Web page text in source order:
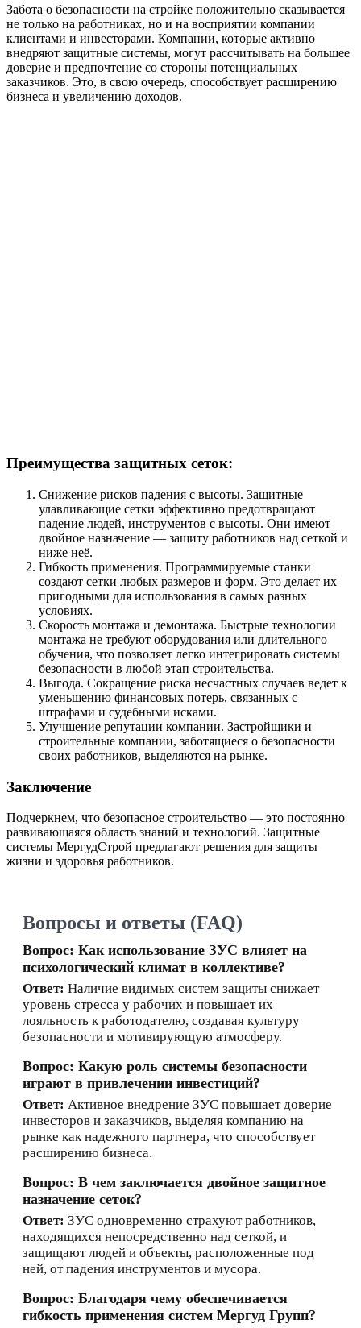
Забота о безопасности на стройке положительно сказывается
не только на работниках, но и на восприятии компании
клиентами и инвесторами. Компании, которые активно
внедряют защитные системы, могут рассчитывать на большее
доверие и предпочтение со стороны потенциальных
заказчиков. Это, в свою очередь, способствует расширению
бизнеса и увеличению доходов.
Преимущества защитных сеток:
Снижение рисков падения с высоты. Защитные
улавливающие сетки эффективно предотвращают
падение людей, инструментов с высоты. Они имеют
двойное назначение — защиту работников над сеткой и
ниже неё.
Гибкость применения. Программируемые станки
создают сетки любых размеров и форм. Это делает их
пригодными для использования в самых разных
условиях.
Скорость монтажа и демонтажа. Быстрые технологии
монтажа не требуют оборудования или длительного
обучения, что позволяет легко интегрировать системы
безопасности в любой этап строительства.
Выгода. Сокращение риска несчастных случаев ведет к
уменьшению финансовых потерь, связанных с
штрафами и судебными исками.
Улучшение репутации компании. Застройщики и
строительные компании, заботящиеся о безопасности
своих работников, выделяются на рынке.
Заключение
Подчеркнем, что безопасное строительство — это постоянно
развивающаяся область знаний и технологий. Защитные
системы МергудСтрой предлагают решения для защиты
жизни и здоровья работников.
Вопросы и ответы (FAQ)
Вопрос: Как использование ЗУС влияет на
психологический климат в коллективе?
Ответ: Наличие видимых систем защиты снижает
уровень стресса у рабочих и повышает их
лояльность к работодателю, создавая культуру
безопасности и мотивирующую атмосферу.
Вопрос: Какую роль системы безопасности
играют в привлечении инвестиций?
Ответ: Активное внедрение ЗУС повышает доверие
инвесторов и заказчиков, выделяя компанию на
рынке как надежного партнера, что способствует
расширению бизнеса.
Вопрос: В чем заключается двойное защитное
назначение сеток?
Ответ: ЗУС одновременно страхуют работников,
находящихся непосредственно над сеткой, и
защищают людей и объекты, расположенные под
ней, от падения инструментов и мусора.
Вопрос: Благодаря чему обеспечивается
гибкость применения систем Мергуд Групп?